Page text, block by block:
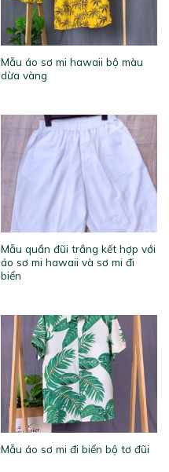
Mẫu áo sơ mi hawaii bộ màu
dừa vàng
Mẫu quần đũi trắng kết hợp với
áo sơ mi hawaii và sơ mi đi
biển
Mẫu áo sơ mi đi biển bộ tơ đũi